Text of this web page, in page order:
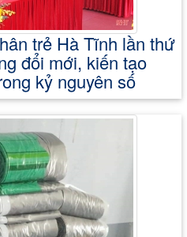
trẻ Hà Tĩnh lần thứ
đổi mới, kiến tạo
kỷ nguyên số